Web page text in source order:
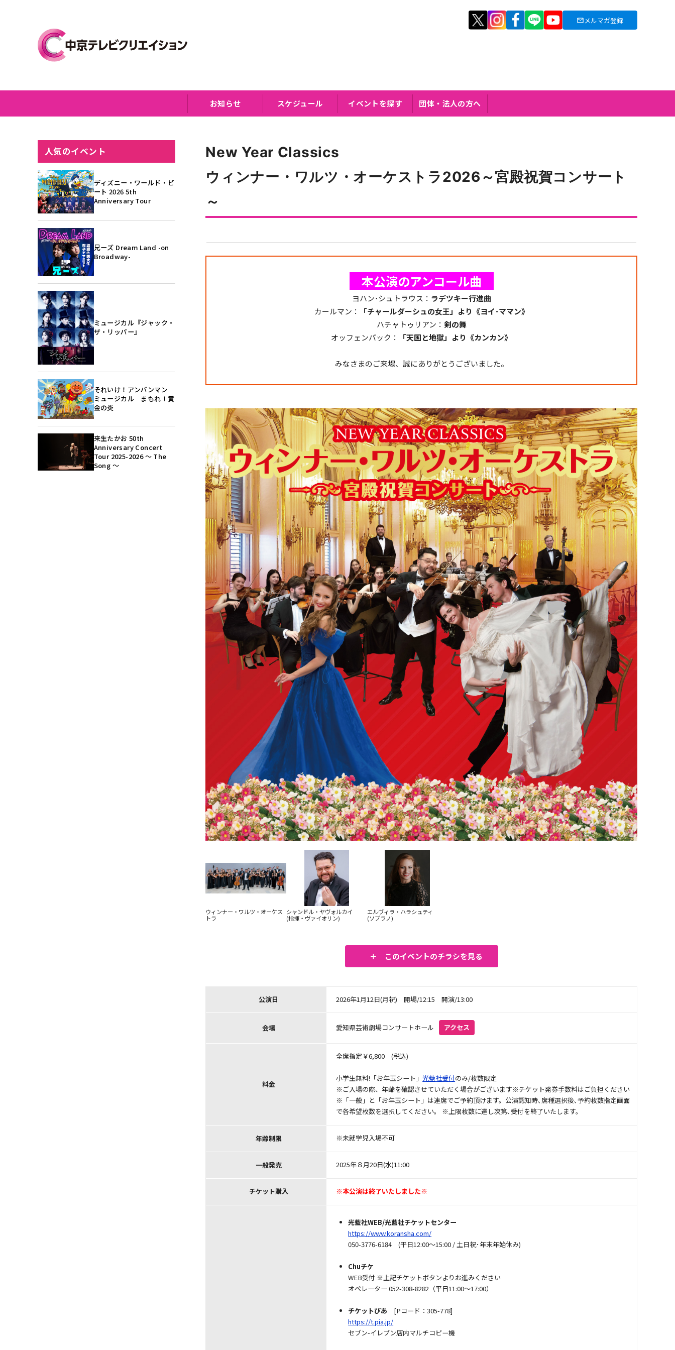
メルマガ登録
お知らせ スケジュール イベントを探す 団体・法人の方へ
人気のイベント
ディズニー・ワールド・ビ
ート 2026 5th
Anniversary Tour
兄ーズ Dream Land -on
Broadway-
ミュージカル『ジャック・
ザ・リッパー』
それいけ！アンパンマン
ミュージカル まもれ！黄
金の炎
来生たかお 50th
Anniversary Concert
Tour 2025-2026 ～ The
Song ～
New Year Classics
ウィンナー・ワルツ・オーケストラ2026～宮殿祝賀コンサート
～
本公演のアンコール曲
ヨハン･シュトラウス： ラデツキー行進曲
カールマン：
「チャールダーシュの女王」より《ヨイ･ママン》
ハチャトゥリアン： 剣の舞
オッフェンバック：
「天国と地獄」より《カンカン》
みなさまのご来場、誠にありがとうございました。
ウィンナー・ワルツ・オーケス
トラ
シャンドル・ヤヴォルカイ
(指揮・ヴァイオリン)
エルヴィラ・ハラシュティ
(ソプラノ)
＋ このイベントのチラシを見る
公演日 2026年1月12日(月祝) 開場/12:15 開演/13:00
会場 愛知県芸術劇場コンサートホール アクセス
料金
全席指定￥6,800 (税込)
小学生無料!「お年玉シート」光藍社受付のみ/枚数限定
※ご入場の際、年齢を確認させていただく場合がございます※チケット発券手数料はご負担ください
※「一般」と「お年玉シート」は連席でご予約頂けます。公演認知時､席種選択後､予約枚数指定画面
で各希望枚数を選択してください。 ※上限枚数に達し次第､受付を終了いたします。
年齢制限 ※未就学児入場不可
一般発売 2025年８月20日(水)11:00
チケット購入 ※本公演は終了いたしました※
光藍社WEB/光藍社チケットセンター
https://www.koransha.com/
050-3776-6184 (平日12:00～15:00 / 土日祝･年末年始休み)
Chuチケ
WEB受付 ※上記チケットボタンよりお進みください
オペレーター 052-308-8282（平日11:00～17:00）
チケットぴあ [Pコード：305-778]
https://t.pia.jp/
セブン-イレブン店内マルチコピー機